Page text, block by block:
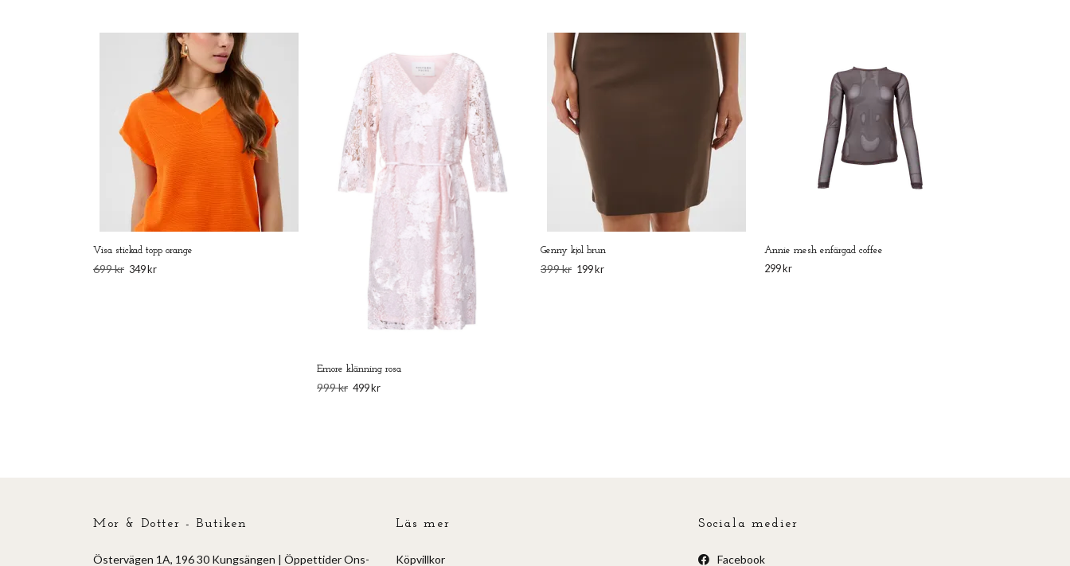
Visa stickad topp orange
699 kr 349 kr
Emore klänning rosa
999 kr 499 kr
Genny kjol brun
399 kr 199 kr
Annie mesh enfärgad coffee
299 kr
Mor & Dotter - Butiken
Östervägen 1A, 196 30 Kungsängen | Öppettider Ons-
Läs mer
Köpvillkor
Sociala medier
Facebook